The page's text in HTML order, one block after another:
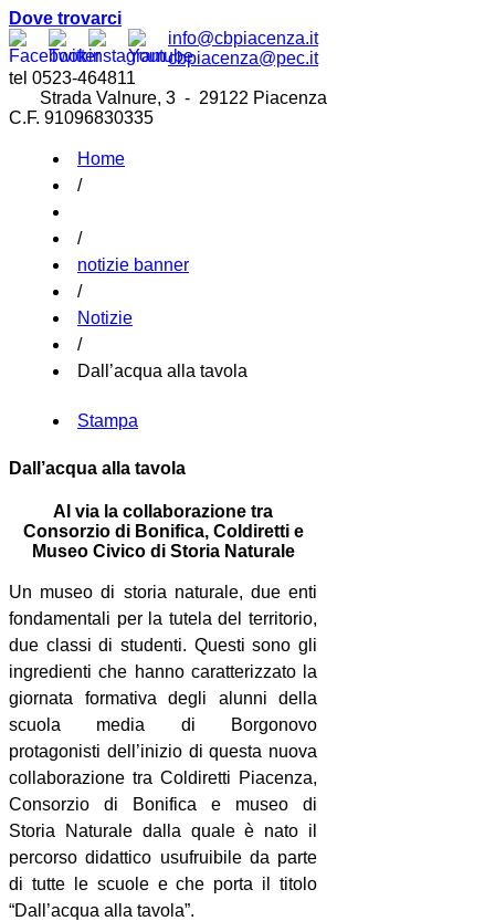
Dove trovarci
info@cbpiacenza.it
cbpiacenza@pec.it
tel 0523-464811
Strada Valnure, 3 - 29122 Piacenza
C.F. 91096830335
Home
/
/
notizie banner
/
Notizie
/
Dall’acqua alla tavola
Stampa
Dall’acqua alla tavola
Al via la collaborazione tra
Consorzio di Bonifica, Coldiretti e
Museo Civico di Storia Naturale
Un museo di storia naturale, due enti
fondamentali per la tutela del territorio,
due classi di studenti. Questi sono gli
ingredienti che hanno caratterizzato la
giornata formativa degli alunni della
scuola media di Borgonovo
protagonisti dell’inizio di questa nuova
collaborazione tra Coldiretti Piacenza,
Consorzio di Bonifica e museo di
Storia Naturale dalla quale è nato il
percorso didattico usufruibile da parte
di tutte le scuole e che porta il titolo
“Dall’acqua alla tavola”.